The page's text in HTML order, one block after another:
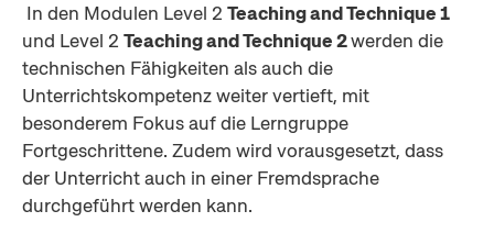
In den Modulen Level 2 Teaching and Technique 1
und Level 2 Teaching and Technique 2 werden die
technischen Fähigkeiten als auch die
Unterrichtskompetenz weiter vertieft, mit
besonderem Fokus auf die Lerngruppe
Fortgeschrittene. Zudem wird vorausgesetzt, dass
der Unterricht auch in einer Fremdsprache
durchgeführt werden kann.